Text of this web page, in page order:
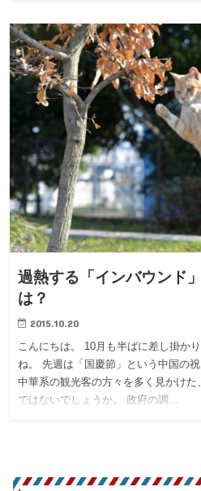
過熱する「インバウンド
は？
2015.10.20
こんにちは。 10月も半ばに差し掛か
ね。 先週は「国慶節」という中国の
中華系の観光客の方々を多く見かけ
ではないでしょうか。 政府の調…